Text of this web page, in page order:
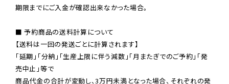
期限までにご入金が確認出来なかった場合。
■ 予約商品の送料計算について
【送料は一回の発送ごとに計算されます】
「延期」「分納」「生産上限に伴う減数」「月またぎでのご予約」「発
売中止」等で
商品代金の合計が変動し、3万円未満となった場合、それぞれの発